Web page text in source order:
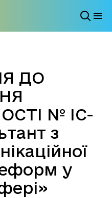
ДО
№ IC-
з
у